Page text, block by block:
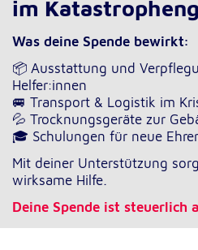
im
Was deine Spende bewirkt:
📦 Ausstattung und
Helfer:innen
🚐 Transport & Logistik im
💦 Trocknungsgeräte zur
🎓 Schulungen für neue
Mit deiner Unterstützung
wirksame Hilfe.
Deine Spende ist steuerlich